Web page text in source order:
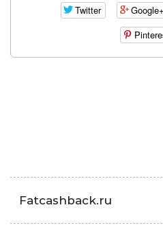
Twitter
Google+
Fatcashback.ru